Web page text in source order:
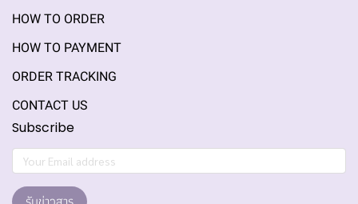
HOW TO ORDER
HOW TO PAYMENT
ORDER TRACKING
CONTACT US
Subscribe